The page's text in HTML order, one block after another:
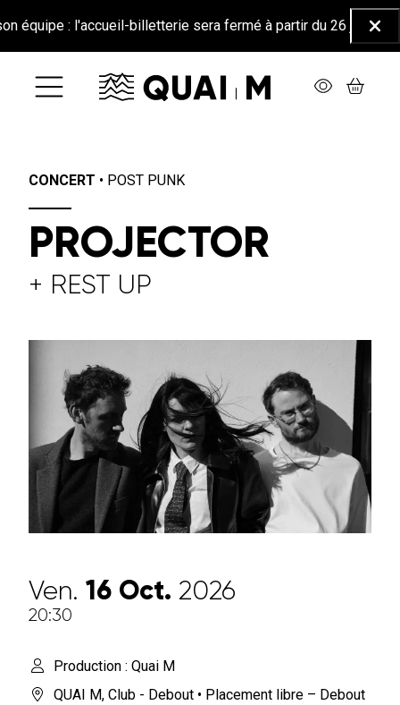
l'accueil-billetterie sera fermé à partir du 26 juin jusqu'au 25
CONCERT • POST PUNK
PROJECTOR
+ REST UP
Ven. 16 Oct. 2026
20:30
Production : Quai M
QUAI M, Club - Debout • Placement libre – Debout